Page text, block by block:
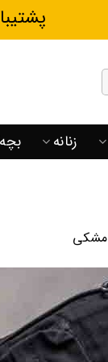
پشتیبانی
زنانه
مشکی